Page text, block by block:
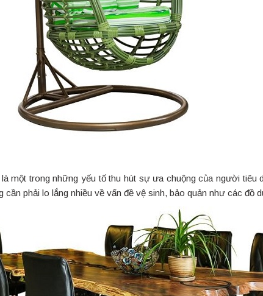
một trong những yếu tố thu hút sự ưa chuộng của người tiêu
phải lo lắng nhiều về vấn đề vệ sinh, bảo quản như các đồ